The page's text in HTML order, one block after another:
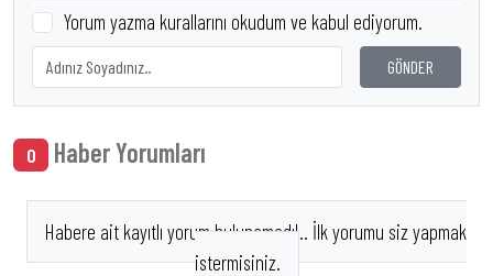
Yorum yazma kurallarını okudum ve kabul ediyorum.
GÖNDER
0 Haber Yorumları
Habere ait kayıtlı yorum bulunamadı!.. İlk yorumu siz yapmak
istermisiniz.